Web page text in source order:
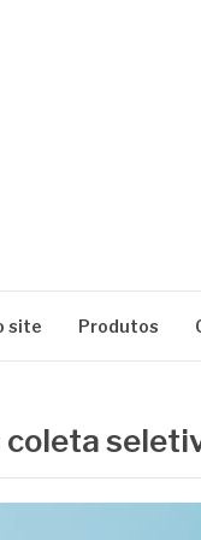
site Produtos
coleta